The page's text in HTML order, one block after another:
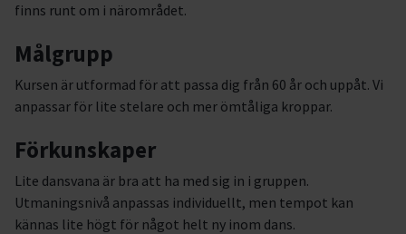
finns runt om i närområdet.
Målgrupp
Kursen är utformad för att passa dig från 60 år och uppåt. Vi
anpassar för lite stelare och mer ömtåliga kroppar.
Förkunskaper
Lite dansvana är bra att ha med sig in i gruppen.
Utmaningsnivå anpassas individuellt, men tempot kan
kännas lite högt för något helt ny inom dans.